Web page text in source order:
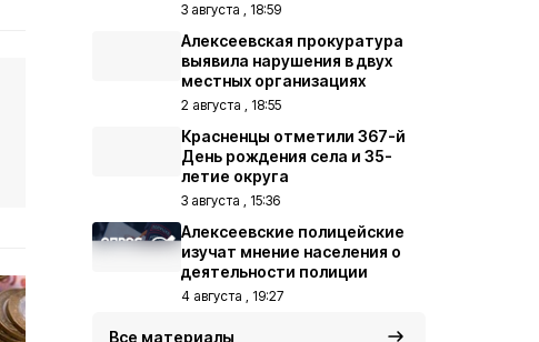
3 августа , 18:59
Алексеевская прокуратура
выявила нарушения в двух
местных организациях
2 августа , 18:55
Красненцы отметили 367-й
День рождения села и 35-
летие округа
3 августа , 15:36
Алексеевские полицейские
изучат мнение населения о
деятельности полиции
4 августа , 19:27
Все материалы